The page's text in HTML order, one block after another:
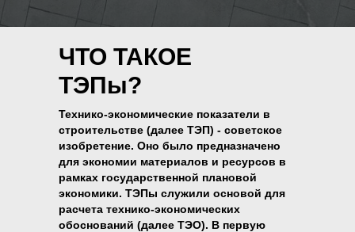
ЧТО ТАКОЕ
ТЭПы?
Технико-экономические показатели в
строительстве (далее ТЭП) - советское
изобретение. Оно было предназначено
для экономии материалов и ресурсов в
рамках государственной плановой
экономики. ТЭПы служили основой для
расчета технико-экономических
обоснований (далее ТЭО). В первую